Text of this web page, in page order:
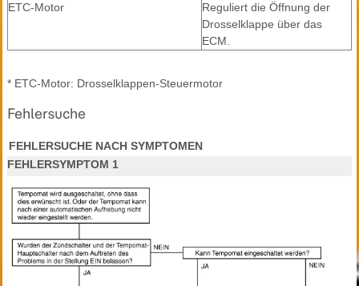
ETC-Motor
Reguliert die Öffnung der
Drosselklappe über das
ECM.
* ETC-Motor: Drosselklappen-Steuermotor
Fehlersuche
FEHLERSUCHE NACH SYMPTOMEN
FEHLERSYMPTOM 1